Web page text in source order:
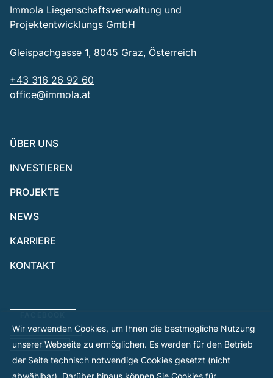
Immola Liegenschaftsverwaltung und
Projektentwicklungs GmbH
Gleispachgasse 1, 8045 Graz, Österreich
+43 316 26 92 60
office@immola.at
ÜBER UNS
INVESTIEREN
PROJEKTE
NEWS
KARRIERE
KONTAKT
INSTAGRAM
LINKEDIN
Wir verwenden Cookies, um Ihnen die bestmögliche Nutzung
unserer Webseite zu ermöglichen. Es werden für den Betrieb
der Seite technisch notwendige Cookies gesetzt (nicht